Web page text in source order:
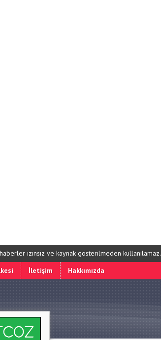
izinsiz ve kaynak gösterilmeden kullanılamaz.
İletişim Hakkımızda